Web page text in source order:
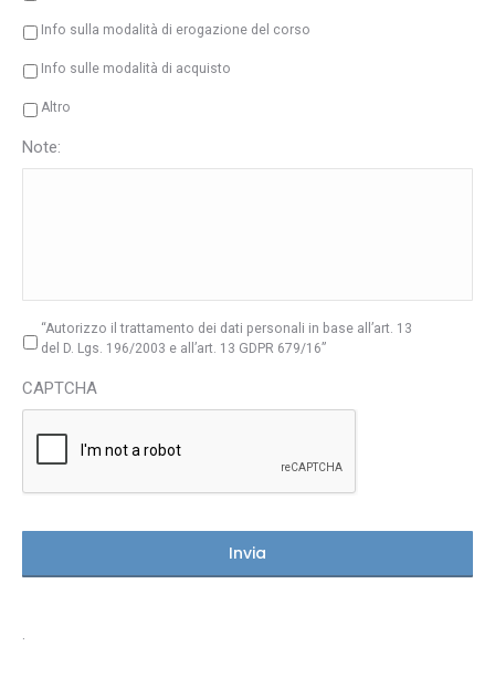
Info sulla modalità di erogazione del corso
Info sulle modalità di acquisto
Altro
Note:
“Autorizzo il trattamento dei dati personali in base all’art. 13
del D. Lgs. 196/2003 e all’art. 13 GDPR 679/16”
CAPTCHA